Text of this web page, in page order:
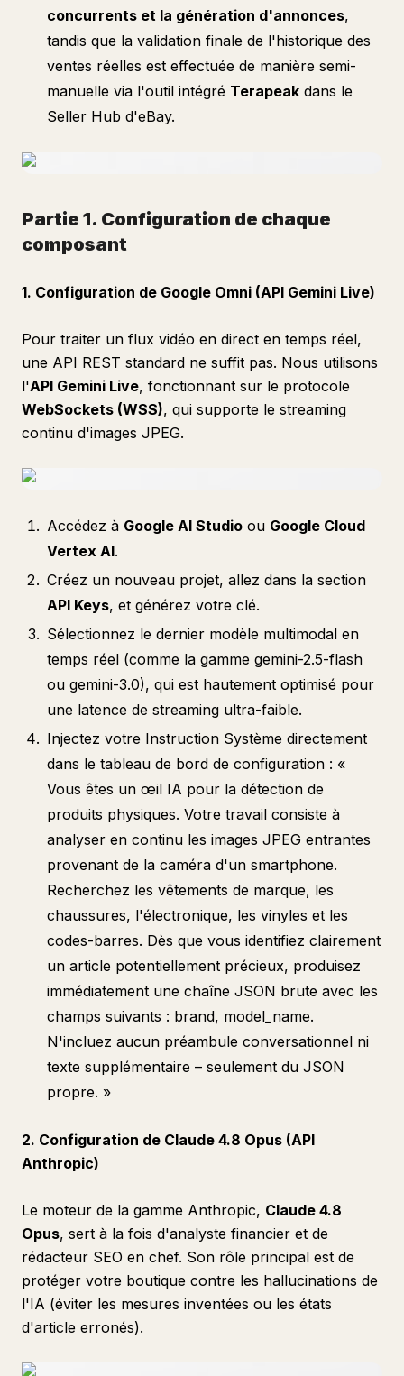
concurrents et la génération d'annonces,
tandis que la validation finale de l'historique des
ventes réelles est effectuée de manière semi-
manuelle via l'outil intégré Terapeak dans le
Seller Hub d'eBay.
Partie 1. Configuration de chaque
composant
1. Configuration de Google Omni (API Gemini Live)
Pour traiter un flux vidéo en direct en temps réel,
une API REST standard ne suffit pas. Nous utilisons
l'API Gemini Live, fonctionnant sur le protocole
WebSockets (WSS), qui supporte le streaming
continu d'images JPEG.
Accédez à Google AI Studio ou Google Cloud
Vertex AI.
Créez un nouveau projet, allez dans la section
API Keys, et générez votre clé.
Sélectionnez le dernier modèle multimodal en
temps réel (comme la gamme gemini-2.5-flash
ou gemini-3.0), qui est hautement optimisé pour
une latence de streaming ultra-faible.
Injectez votre Instruction Système directement
dans le tableau de bord de configuration : «
Vous êtes un œil IA pour la détection de
produits physiques. Votre travail consiste à
analyser en continu les images JPEG entrantes
provenant de la caméra d'un smartphone.
Recherchez les vêtements de marque, les
chaussures, l'électronique, les vinyles et les
codes-barres. Dès que vous identifiez clairement
un article potentiellement précieux, produisez
immédiatement une chaîne JSON brute avec les
champs suivants : brand, model_name.
N'incluez aucun préambule conversationnel ni
texte supplémentaire – seulement du JSON
propre. »
2. Configuration de Claude 4.8 Opus (API
Anthropic)
Le moteur de la gamme Anthropic, Claude 4.8
Opus, sert à la fois d'analyste financier et de
rédacteur SEO en chef. Son rôle principal est de
protéger votre boutique contre les hallucinations de
l'IA (éviter les mesures inventées ou les états
d'article erronés).